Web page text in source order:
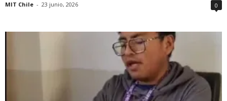
MIT Chile - 23 junio, 2026 0